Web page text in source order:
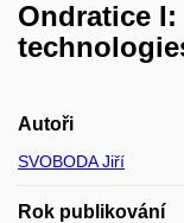
Ondratice
Autoři
SVOBODA Jiří
Rok publikování